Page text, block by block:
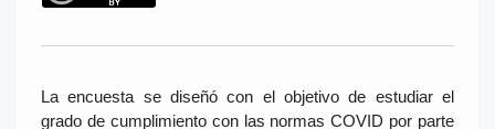
La encuesta se diseñó con el objetivo de estudiar el
grado de cumplimiento con las normas COVID por parte